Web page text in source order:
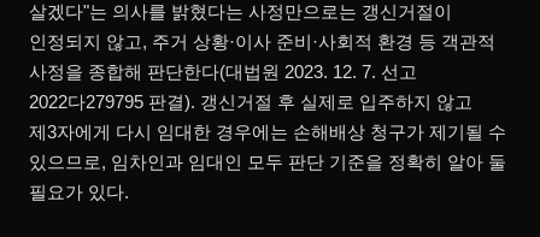
살겠다"는 의사를 밝혔다는 사정만으로는 갱신거절이
인정되지 않고, 주거 상황·이사 준비·사회적 환경 등 객관적
사정을 종합해 판단한다(대법원 2023. 12. 7. 선고
2022다279795 판결). 갱신거절 후 실제로 입주하지 않고
제3자에게 다시 임대한 경우에는 손해배상 청구가 제기될 수
있으므로, 임차인과 임대인 모두 판단 기준을 정확히 알아 둘
필요가 있다.